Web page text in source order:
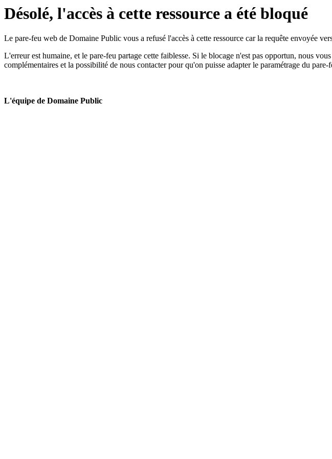
Désolé, l'accès à cette ressource a été bloqué
Le pare-feu web de Domaine Public vous a refusé l'accès à cette ressource car la requête envoyée
L'erreur est humaine, et le pare-feu partage cette faiblesse. Si le blocage n'est pas opportun, nous
complémentaires et la possibilité de nous contacter pour qu'on puisse adapter le paramétrage du pare-
L'équipe de Domaine Public